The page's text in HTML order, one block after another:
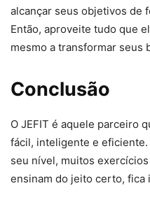
alcançar seus objetivos de
Então, aproveite tudo que
mesmo a transformar seus
Conclusão
O JEFIT é aquele parceiro
fácil, inteligente e eficiente.
seu nível, muitos
ensinam do jeito certo, fica